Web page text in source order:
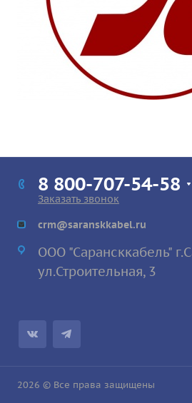
8 800-707-54-58
Заказать звонок
crm@saranskkabel.ru
ООО "Сарансккабель"
ул.Строительная, 3
2026 © Все права защищены